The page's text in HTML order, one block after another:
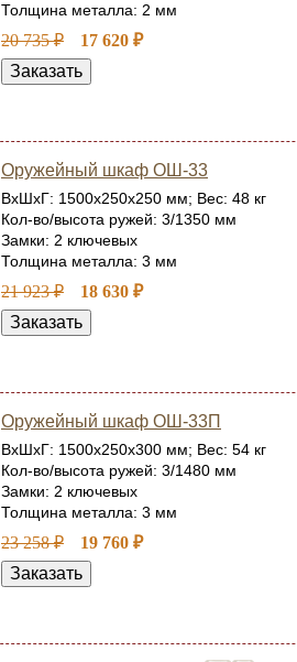
Толщина металла: 2 мм
20 735 ₽ 17 620 ₽
Оружейный шкаф ОШ-33
ВхШхГ: 1500x250x250 мм; Вес: 48 кг
Кол-во/высота ружей: 3/1350 мм
Замки: 2 ключевых
Толщина металла: 3 мм
21 923 ₽ 18 630 ₽
Оружейный шкаф ОШ-33П
ВхШхГ: 1500x250x300 мм; Вес: 54 кг
Кол-во/высота ружей: 3/1480 мм
Замки: 2 ключевых
Толщина металла: 3 мм
23 258 ₽ 19 760 ₽